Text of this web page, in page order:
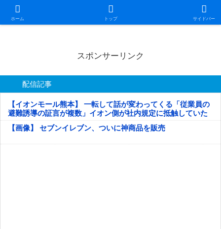
ホーム トップ サイドバー
日本第一！ニュース録
スポンサーリンク
配信記事
【イオンモール熊本】 一転して話が変わってくる「従業員の
避難誘導の証言が複数」イオン側が社内規定に抵触していた
疑い
【画像】 セブンイレブン、ついに神商品を販売